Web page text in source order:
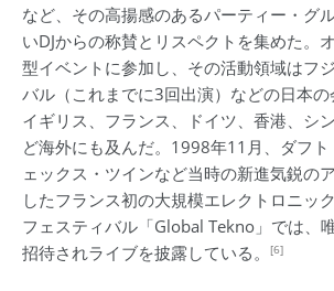
など、その高揚感のあるパーティー・グ
いDJからの称賛とリスペクトを集めた。
型イベントに参加し、その活動領域はフ
バル（これまでに3回出演）などの日本の
イギリス、フランス、ドイツ、香港、シ
ど海外にも及んだ。1998年11月、ダフ
ェックス・ツインなど当時の新進気鋭の
したフランス初の大規模エレクトロニッ
フェスティバル「Global Tekno」では、
招待されライブを披露している。
[6]